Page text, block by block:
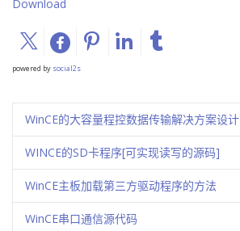
Download
powered by social2s
WinCE的大容量程控数据传输解决方案设计
WINCE的SD卡程序[可实现读写的源码]
WinCE主板加载第三方驱动程序的方法
WinCE串口通信源代码